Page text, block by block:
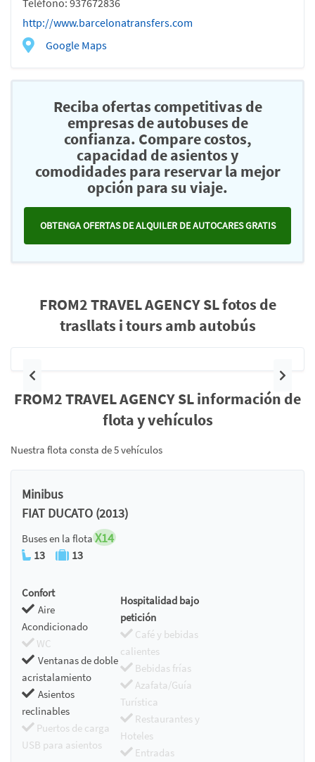
Teléfono: 937672836
http://www.barcelonatransfers.com
Google Maps
Reciba ofertas competitivas de
empresas de autobuses de
confianza. Compare costos,
capacidad de asientos y
comodidades para reservar la mejor
opción para su viaje.
OBTENGA OFERTAS DE ALQUILER DE AUTOCARES GRATIS
FROM2 TRAVEL AGENCY SL fotos de
trasllats i tours amb autobús
Anterior
FROM2 TRAVEL AGENCY SL información de
flota y vehículos
Nuestra flota consta de 5 vehículos
Minibus
FIAT DUCATO (2013)
Buses en la flota X14
13 13
Confort
Aire
Acondicionado
WC
Ventanas de doble
acristalamiento
Asientos
reclinables
Puertos de carga
USB para asientos
Hospitalidad bajo
petición
Café y bebidas
calientes
Bebidas frías
Azafata/Guía
Turística
Restaurantes y
Hoteles
Entradas